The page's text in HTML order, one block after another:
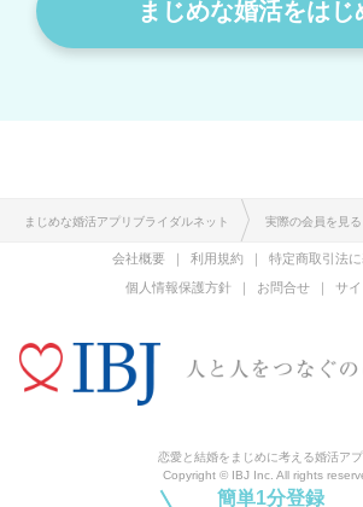
まじめな婚活をはじ
簡単1分登録
まじめな婚活アプリブライダルネット 実際の会員を見る
会社概要 利用規約
特定商取引法
個人情報保護方針
お問合せ サ
恋愛と結婚をまじめに考える婚活アプ
Copyright © IBJ Inc. All rights